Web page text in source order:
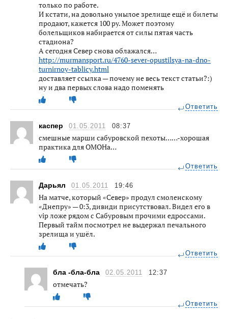
только по работе.
И кстати, на довольно унылое зрелище ещё и билеты
продают, кажется 100 ру. Может поэтому
болельщиков набирается от силы пятая часть
стадиона?
А сегодня Север снова облажался…
http://murmansport.ru/4760-sever-opustilsya-na-dno-
turnirnoy-tablicy.html
доставляет ссылка — почему не весь текст статьи?:)
ну и два первых слова надо поменять
Ответить
каспер 01.05.2011 08:37
смешные марши сабуровской пехоты……-хорошая
практика для ОМОНа…
Ответить
Дарьял 01.05.2011 19:46
На матче, который «Север» продул смоленскому
«Днепру» — 0:3, дивиди присутствовал. Видел его в
vip ложе рядом с Сабуровым прочими едроссами.
Первый тайм посмотрел не выдержал печального
зрелища и ушёл.
Ответить
бла -бла-бла 02.05.2011 12:37
отмечать?
Ответить